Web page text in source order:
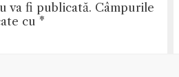
va fi publicată. Câmpurile
cu *